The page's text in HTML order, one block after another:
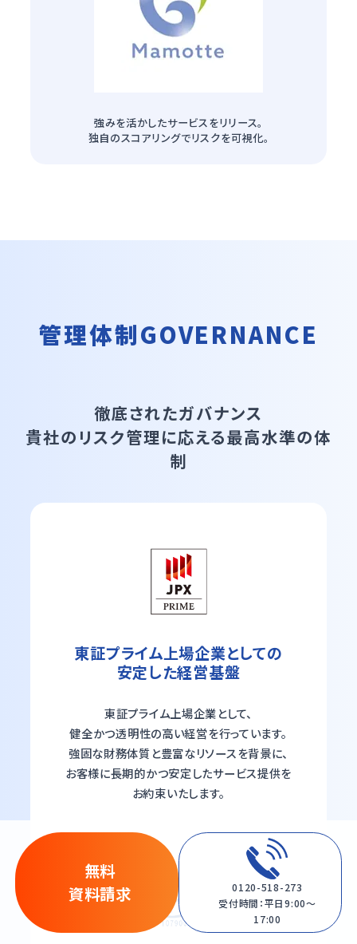
強みを活かしたサービスをリリース。
独自のスコアリングでリスクを可視化。
管理体制GOVERNANCE
徹底されたガバナンス
貴社のリスク管理に応える最高水準の体
制
東証プライム上場企業としての
安定した経営基盤
東証プライム上場企業として、
健全かつ透明性の高い経営を行っています。
強固な財務体質と豊富なリソースを背景に、
お客様に長期的かつ安定したサービス提供を
お約束いたします。
無料
資料請求
0120-518-273
受付時間：平日9:00〜
17:00